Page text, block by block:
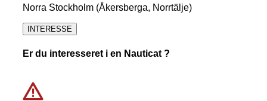
Norra Stockholm (Åkersberga, Norrtälje)
INTERESSE
Er du interesseret i en Nauticat ?